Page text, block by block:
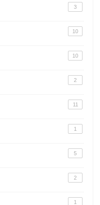
3
10
10
2
11
1
5
2
1